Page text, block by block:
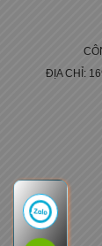
ĐỊA CHỈ: